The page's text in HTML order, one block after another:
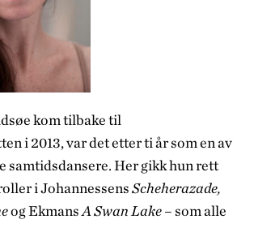
kom tilbake til
i 2013, var det etter ti år som en av
samtidsdansere. Her gikk hun rett
i JohannessensScheherazade,
og EkmansA Swan Lake– som alle